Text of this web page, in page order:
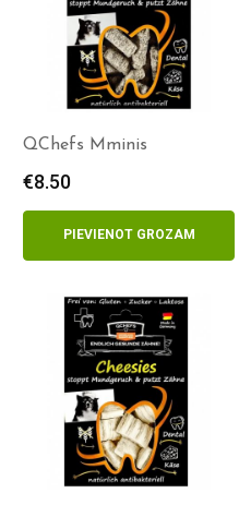
QChefs Mminis
€8.50
PIEVIENOT GROZAM